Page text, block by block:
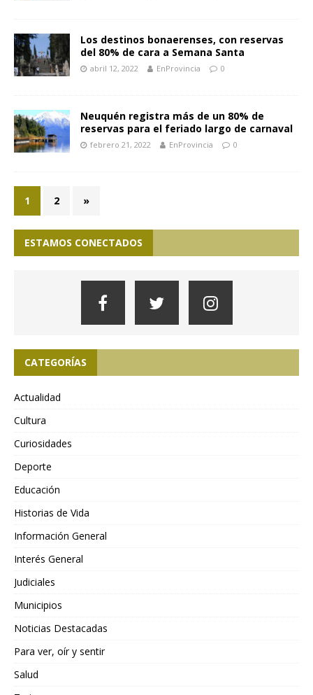
Los destinos bonaerenses, con reservas
del 80% de cara a Semana Santa
abril 12, 2022 EnProvincia 0
Neuquén registra más de un 80% de
reservas para el feriado largo de carnaval
febrero 21, 2022 EnProvincia 0
1 2 »
ESTAMOS CONECTADOS
CATEGORÍAS
Actualidad
Cultura
Curiosidades
Deporte
Educación
Historias de Vida
Información General
Interés General
Judiciales
Municipios
Noticias Destacadas
Para ver, oír y sentir
Salud